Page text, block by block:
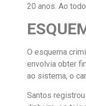
20 anos. Ao
O esquema
envolvia obter
ao sistema, o
Santos